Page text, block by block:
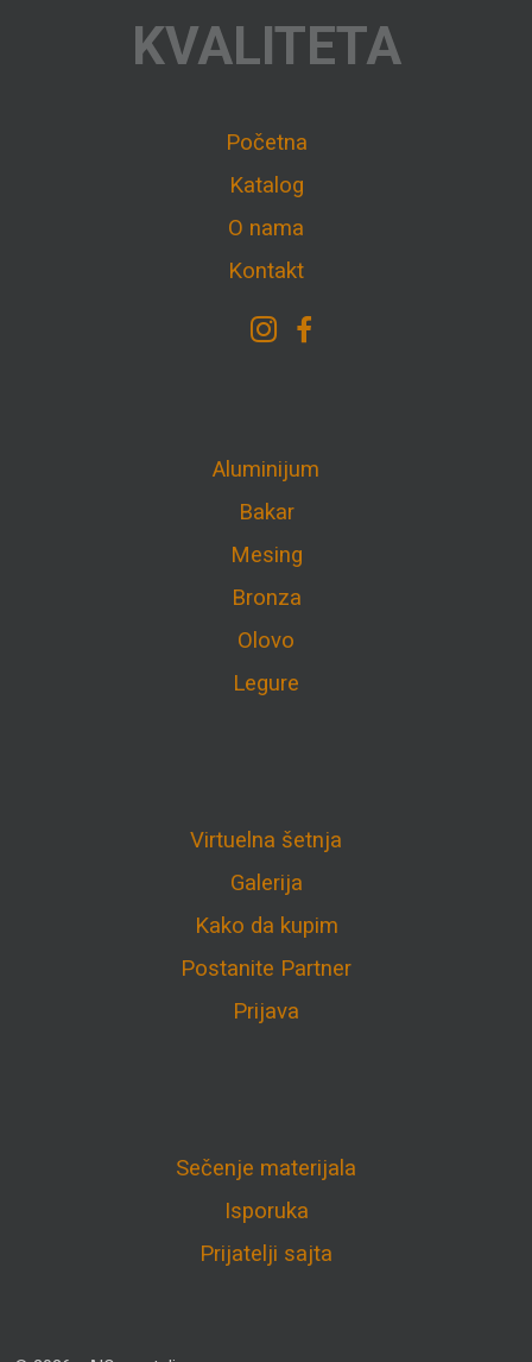
KVALITETA
Početna
Katalog
O nama
Kontakt
Aluminijum
Bakar
Mesing
Bronza
Olovo
Legure
Virtuelna šetnja
Galerija
Kako da kupim
Postanite Partner
Prijava
Sečenje materijala
Isporuka
Prijatelji sajta